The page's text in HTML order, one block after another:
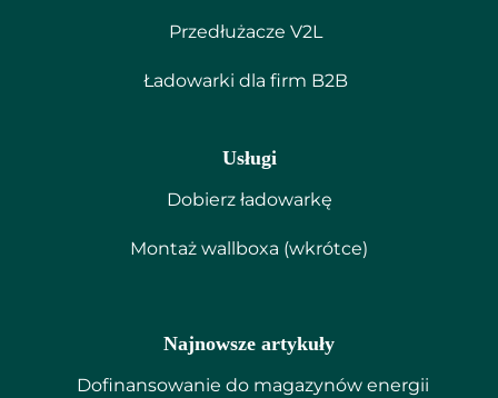
Przedłużacze V2L
Ładowarki dla firm B2B
Najnowsze artykuły
Dofinansowanie do magazynów energii
Usługi
Dobierz ładowarkę
Montaż wallboxa (wkrótce)